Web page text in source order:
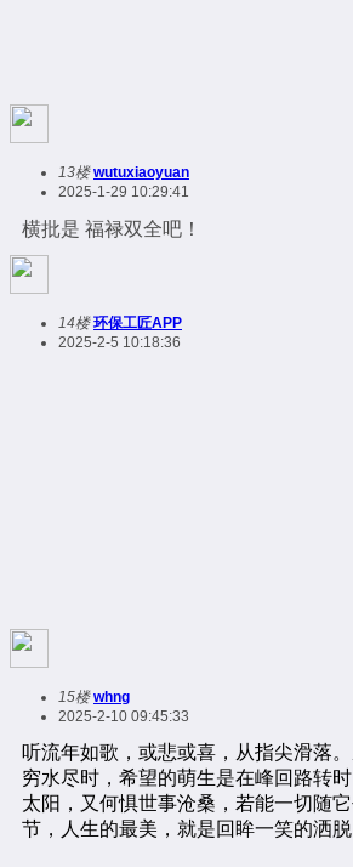
13楼 wutuxiaoyuan
2025-1-29 10:29:41
横批是 福禄双全吧！
14楼 环保工匠APP
2025-2-5 10:18:36
15楼 whng
2025-2-10 09:45:33